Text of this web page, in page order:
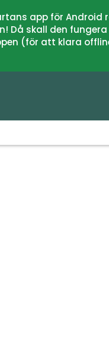
app för
Då skall den
(för att klara